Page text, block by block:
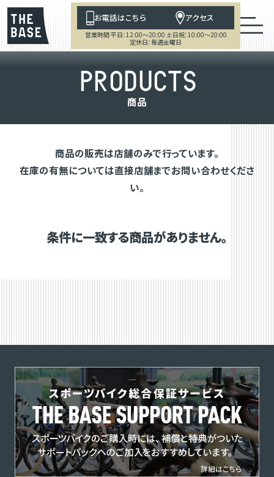
お電話はこちら アクセス
営業時間 平日：12:00～20:00 土日祝：10:00～20:00
定休日：毎週金曜日
PRODUCTS
商品
商品の販売は店舗のみで行っています。
在庫の有無については直接店舗までお問い合わせくださ
い。
条件に一致する商品がありません。